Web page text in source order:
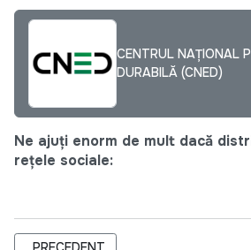
CENTRUL NAȚIONAL
DURABILĂ (CNED)
Ne ajuți enorm de mult dacă
rețele sociale:
ARTICOL PRECEDENT: IP CENTRUL